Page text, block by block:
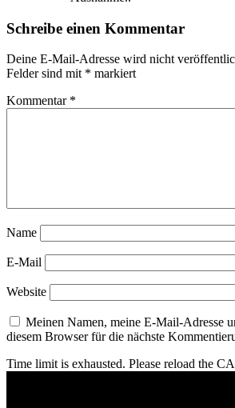
Schreibe einen Kommentar
Deine E-Mail-Adresse wird nicht
Felder sind mit * markiert
Kommentar *
Name
E-Mail
Website
Meinen Namen, meine E-Mail-Adresse
diesem Browser für die nächste
Time limit is exhausted. Please reload the